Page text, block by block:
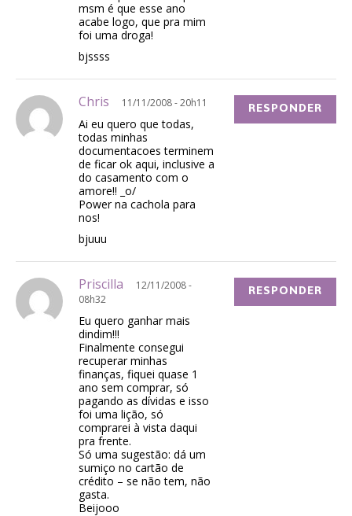
msm é que esse ano
acabe logo, que pra mim
foi uma droga!
bjssss
Chris 11/11/2008 - 20h11
Ai eu quero que todas,
todas minhas
documentacoes terminem
de ficar ok aqui, inclusive a
do casamento com o
amore!! _o/
Power na cachola para
nos!
bjuuu
RESPONDER
Priscilla
12/11/2008 -
08h32
Eu quero ganhar mais
dindim!!!
Finalmente consegui
recuperar minhas
finanças, fiquei quase 1
ano sem comprar, só
pagando as dívidas e isso
foi uma lição, só
comprarei à vista daqui
pra frente.
Só uma sugestão: dá um
sumiço no cartão de
crédito – se não tem, não
gasta.
Beijooo
RESPONDER